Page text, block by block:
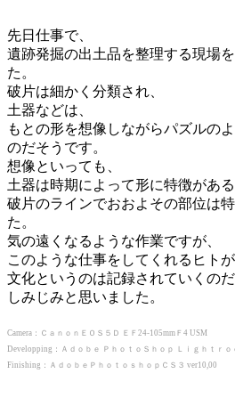
先日仕事で、
遺跡発掘の出土品を整理する現場
た。
破片は細かく分類され、
土器などは、
もとの形を想像しながらパズルの
のだそうです。
想像といっても、
土器は時期によって形に特徴がある
破片のラインでおおよその部位は
た。
気の遠くなるような作業ですが、
このような仕事をしてくれるヒトが
文化というのは記録されていくのだ
しみじみと思いました。
Camera：ＣａｎｏｎＥＯＳ５Ｄ ＥＦ24-105mmＦ4 USM
Developping：Ａｄｏｂｅ ＰｈｏｔｏＳｈｏｐ Ｌｉｇｈｔｒｏ
Finishing：ＡｄｏｂｅＰｈｏｔｏｓｈｏｐＣＳ３ ver10,00